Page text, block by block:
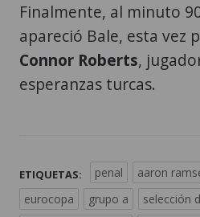
Finalmente, al minuto
apareció Bale, esta vez
Connor Roberts,
esperanzas turcas.
ETIQUETAS: penal aaron
eurocopa
grupo a
selección